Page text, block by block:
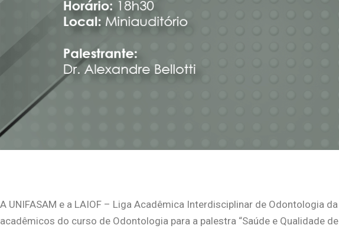
A UNIFASAM e a LAIOF – Liga Acadêmica Interdisciplinar de Odontologia
acadêmicos do curso de Odontologia para a palestra “Saúde e Qualidade